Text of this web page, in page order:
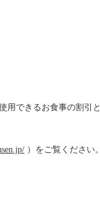
用できるお食事の割引と
）をご覧ください。